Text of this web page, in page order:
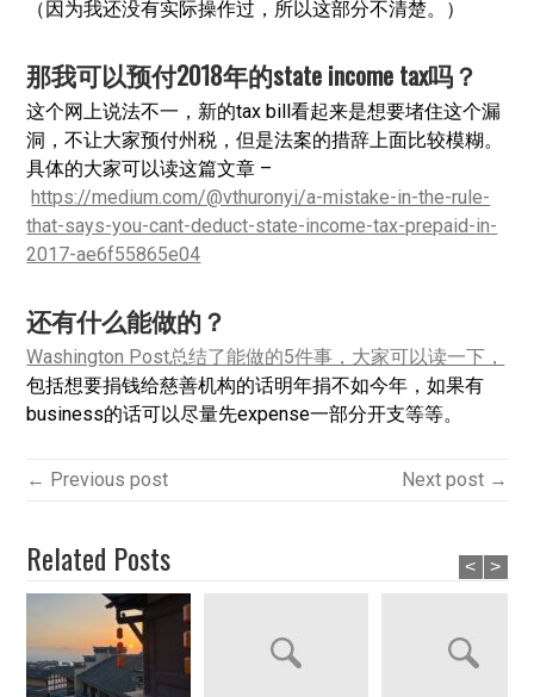
（因为我还没有实际操作过，所以这部分不清楚。）
那我可以预付2018年的state income tax吗？
这个网上说法不一，新的tax bill看起来是想要堵住这个漏
洞，不让大家预付州税，但是法案的措辞上面比较模糊。
具体的大家可以读这篇文章 –
https://medium.com/@vthuronyi/a-mistake-in-the-rule-
that-says-you-cant-deduct-state-income-tax-prepaid-in-
2017-ae6f55865e04
还有什么能做的？
Washington Post总结了能做的5件事，大家可以读一下，
包括想要捐钱给慈善机构的话明年捐不如今年，如果有
business的话可以尽量先expense一部分开支等等。
← Previous post Next post →
Related Posts < >